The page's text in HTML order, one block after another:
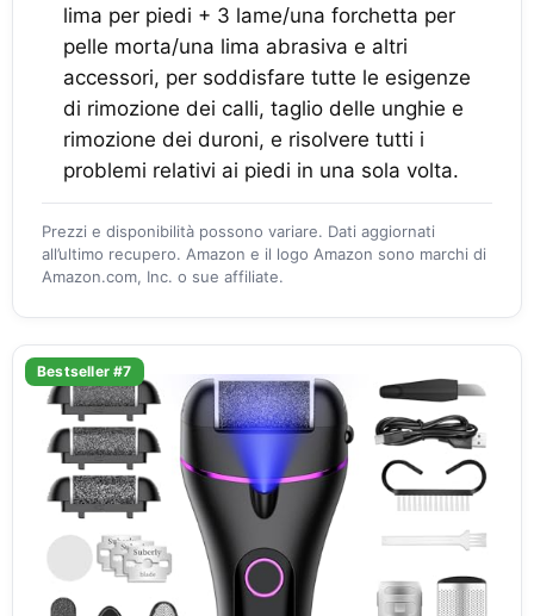
lima per piedi + 3 lame/una forchetta per
pelle morta/una lima abrasiva e altri
accessori, per soddisfare tutte le esigenze
di rimozione dei calli, taglio delle unghie e
rimozione dei duroni, e risolvere tutti i
problemi relativi ai piedi in una sola volta.
Prezzi e disponibilità possono variare. Dati aggiornati
all’ultimo recupero. Amazon e il logo Amazon sono marchi di
Amazon.com, Inc. o sue affiliate.
Bestseller #7